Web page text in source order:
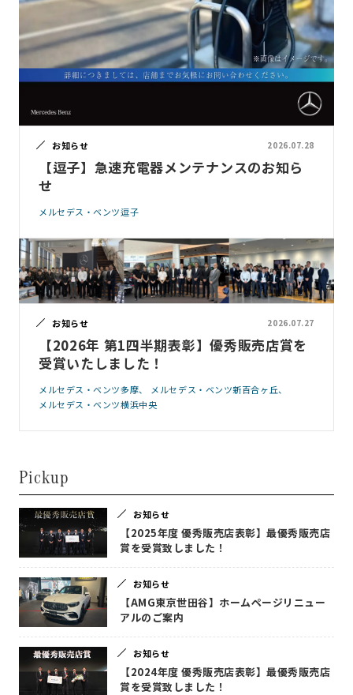
お知らせ 2026.07.28
【逗子】急速充電器メンテナンスのお知ら
せ
メルセデス・ベンツ逗子
お知らせ 2026.07.27
【2026年 第1四半期表彰】優秀販売店賞を
受賞いたしました！
メルセデス・ベンツ多摩
メルセデス・ベンツ新百合ヶ丘
メルセデス・ベンツ横浜中央
Pickup
お知らせ
【2025年度 優秀販売店表彰】最優秀販売店
賞を受賞致しました！
お知らせ
【AMG東京世田谷】ホームページリニュー
アルのご案内
お知らせ
【2024年度 優秀販売店表彰】最優秀販売店
賞を受賞致しました！